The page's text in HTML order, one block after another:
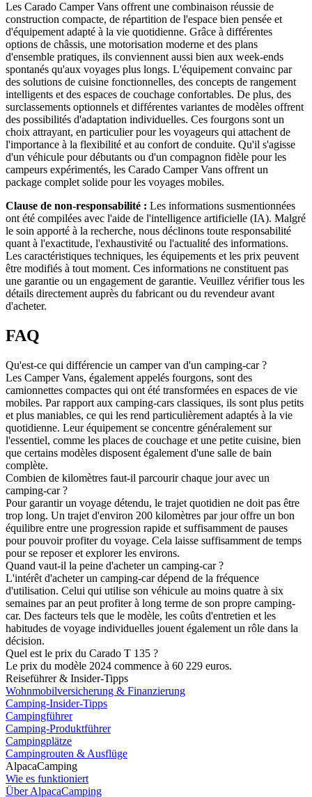
Les Carado Camper Vans offrent une combinaison réussie de
construction compacte, de répartition de l'espace bien pensée et
d'équipement adapté à la vie quotidienne. Grâce à différentes
options de châssis, une motorisation moderne et des plans
d'ensemble pratiques, ils conviennent aussi bien aux week-ends
spontanés qu'aux voyages plus longs. L'équipement convainc par
des solutions de cuisine fonctionnelles, des concepts de rangement
intelligents et des espaces de couchage confortables. De plus, des
surclassements optionnels et différentes variantes de modèles offrent
des possibilités d'adaptation individuelles. Ces fourgons sont un
choix attrayant, en particulier pour les voyageurs qui attachent de
l'importance à la flexibilité et au confort de conduite. Qu'il s'agisse
d'un véhicule pour débutants ou d'un compagnon fidèle pour les
campeurs expérimentés, les Carado Camper Vans offrent un
package complet solide pour les voyages mobiles.
Clause de non-responsabilité : Les informations susmentionnées
ont été compilées avec l'aide de l'intelligence artificielle (IA). Malgré
le soin apporté à la recherche, nous déclinons toute responsabilité
quant à l'exactitude, l'exhaustivité ou l'actualité des informations.
Les caractéristiques techniques, les équipements et les prix peuvent
être modifiés à tout moment. Ces informations ne constituent pas
une garantie ou un engagement de garantie. Veuillez vérifier tous les
détails directement auprès du fabricant ou du revendeur avant
d'acheter.
FAQ
Qu'est-ce qui différencie un camper van d'un camping-car ?
Les Camper Vans, également appelés fourgons, sont des
camionnettes compactes qui ont été transformées en espaces de vie
mobiles. Par rapport aux camping-cars classiques, ils sont plus petits
et plus maniables, ce qui les rend particulièrement adaptés à la vie
quotidienne. Leur équipement se concentre généralement sur
l'essentiel, comme les places de couchage et une petite cuisine, bien
que certains modèles disposent également d'une salle de bain
complète.
Combien de kilomètres faut-il parcourir chaque jour avec un
camping-car ?
Pour garantir un voyage détendu, le trajet quotidien ne doit pas être
trop long. Un trajet d'environ 200 kilomètres par jour offre un bon
équilibre entre une progression rapide et suffisamment de pauses
pour pouvoir profiter du voyage. Cela laisse suffisamment de temps
pour se reposer et explorer les environs.
Quand vaut-il la peine d'acheter un camping-car ?
L'intérêt d'acheter un camping-car dépend de la fréquence
d'utilisation. Celui qui utilise son véhicule au moins quatre à six
semaines par an peut profiter à long terme de son propre camping-
car. Des facteurs tels que le modèle, les coûts d'entretien et les
habitudes de voyage individuelles jouent également un rôle dans la
décision.
Quel est le prix du Carado T 135 ?
Le prix du modèle 2024 commence à 60 229 euros.
Reiseführer & Insider-Tipps
Wohnmobilversicherung & Finanzierung
Camping-Insider-Tipps
Campingführer
Camping-Produktführer
Campingplätze
Campingrouten & Ausflüge
AlpacaCamping
Wie es funktioniert
Über AlpacaCamping